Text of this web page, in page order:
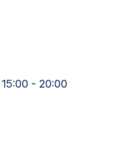
- 20:00